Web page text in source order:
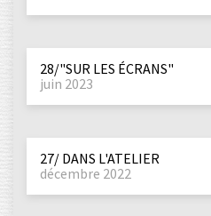
28/"SUR LES ÉCRANS"
juin 2023
27/ DANS L'ATELIER
décembre 2022